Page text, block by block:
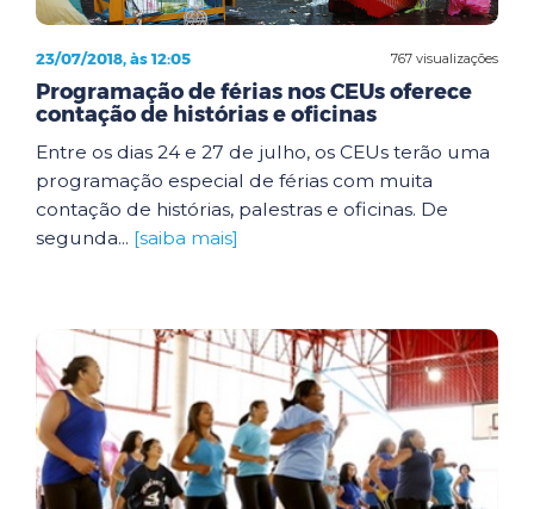
767 visualizações
23/07/2018, às 12:05
Programação de férias nos CEUs oferece
contação de histórias e oficinas
Entre os dias 24 e 27 de julho, os CEUs terão uma
programação especial de férias com muita
contação de histórias, palestras e oficinas. De
segunda... [saiba mais]